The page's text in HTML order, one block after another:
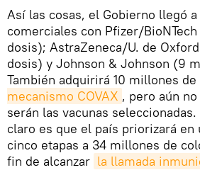
Así las cosas, el Gobierno llegó
comerciales con Pfizer/
dosis); AstraZeneca/U. de
dosis) y Johnson & Johnson (9
También adquirirá 10 millones de
mecanismo COVAX , pero aún
serán las vacunas
claro es que el país priorizará en
cinco etapas a 34 millones de
fin de alcanzar la llamada